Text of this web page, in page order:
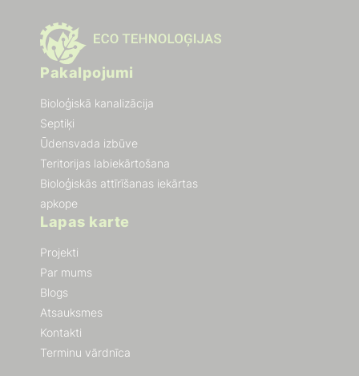
Pakalpojumi
Bioloģiskā kanalizācija
Septiķi
Ūdensvada izbūve
Teritorijas labiekārtošana
Bioloģiskās attīrīšanas iekārtas
apkope
Lapas karte
Projekti
Par mums
Blogs
Atsauksmes
Kontakti
Terminu vārdnīca